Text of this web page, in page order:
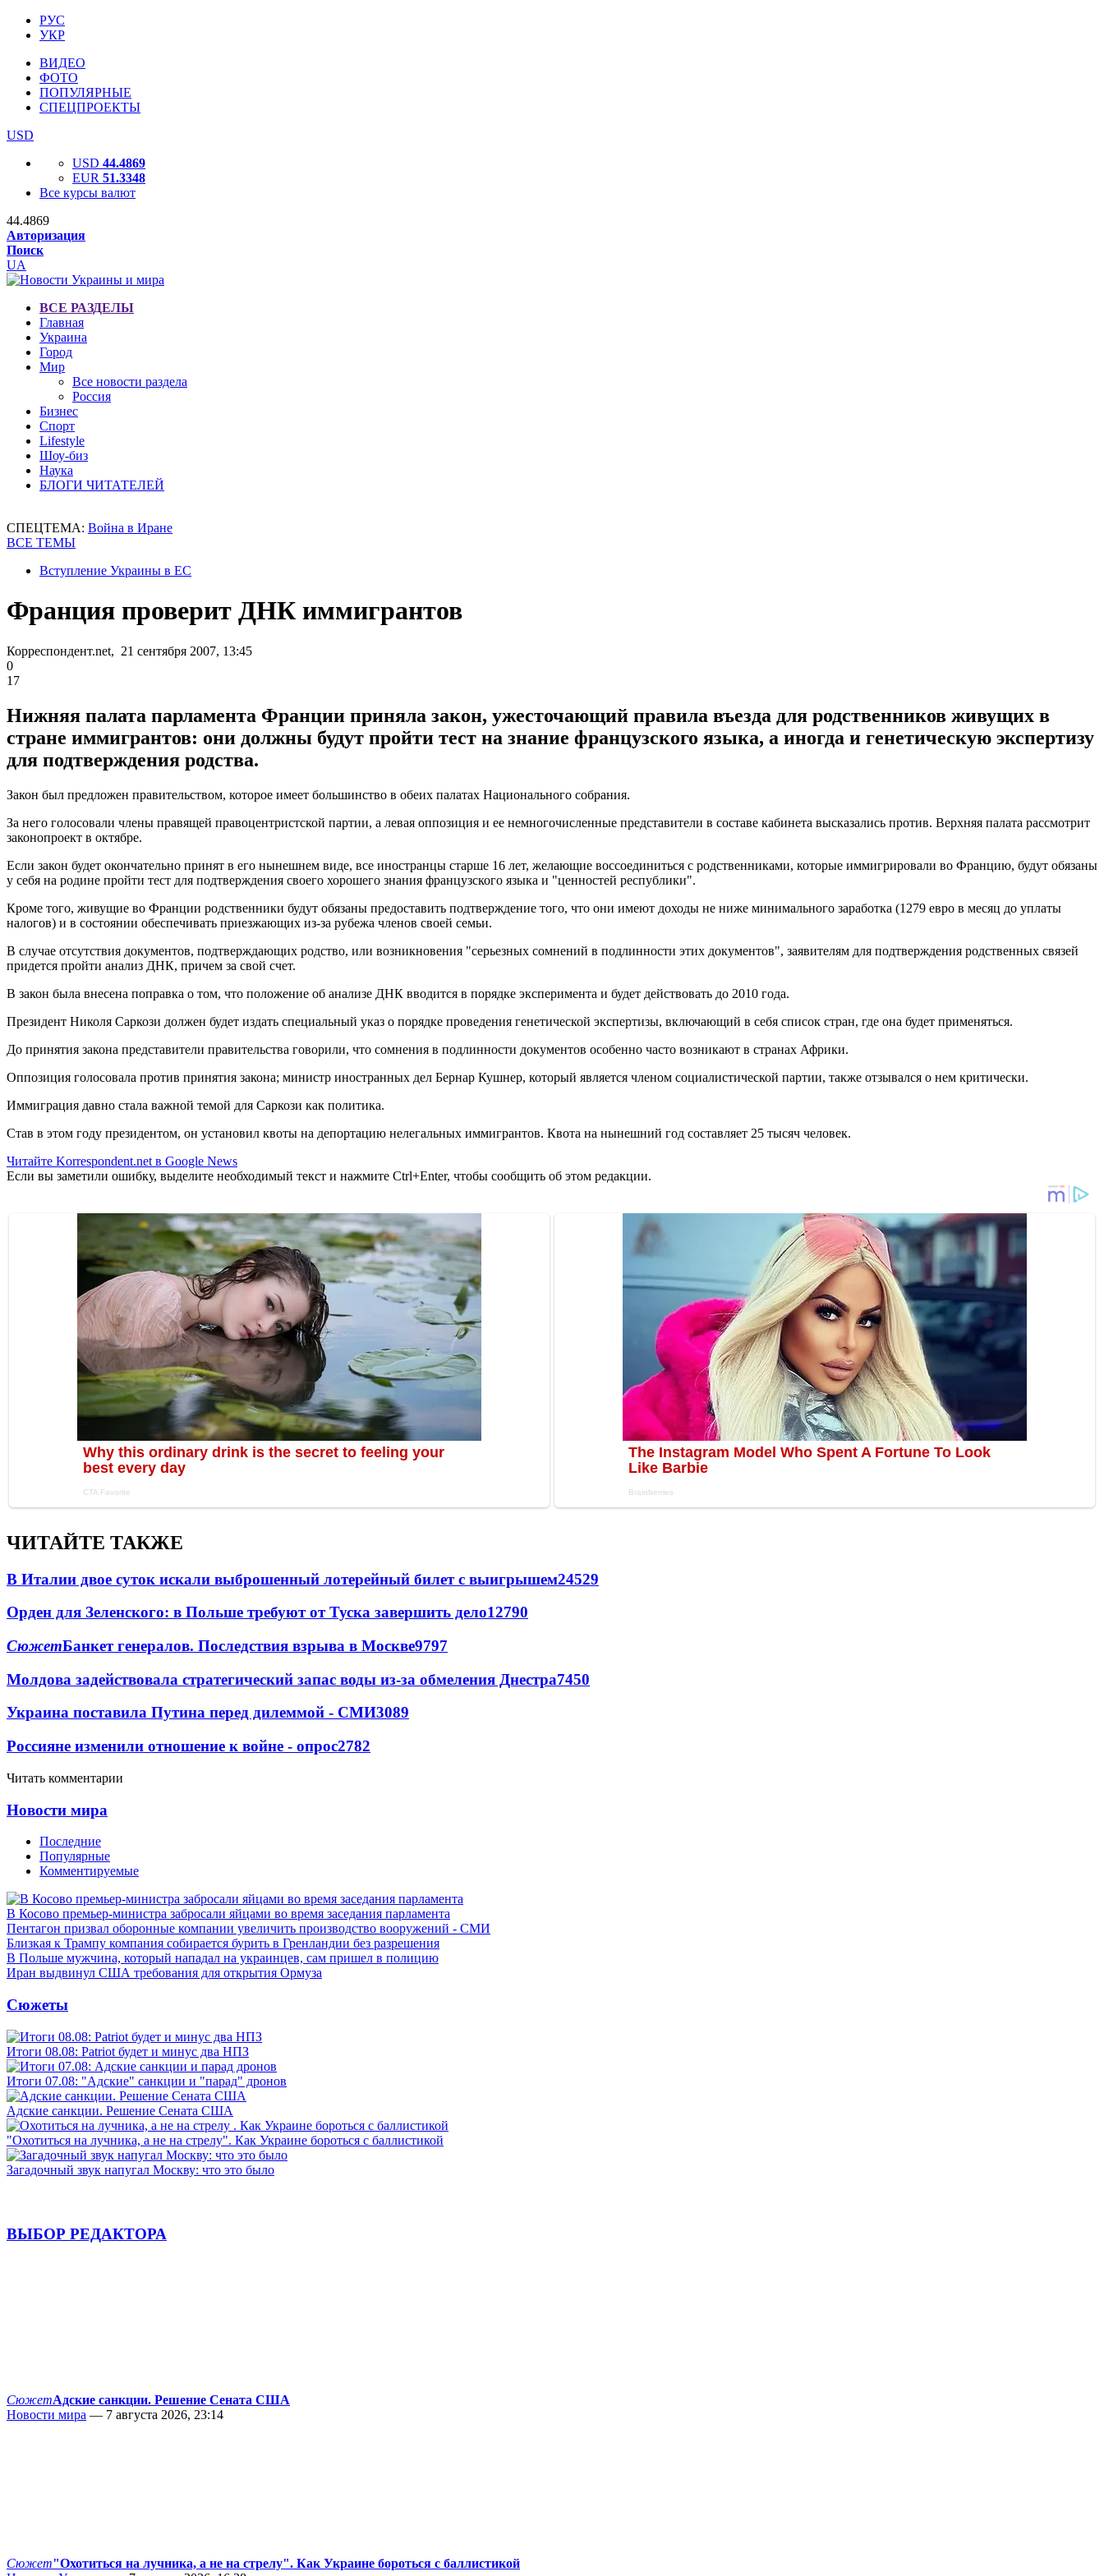
РУС
УКР
ВИДЕО
ФОТО
ПОПУЛЯРНЫЕ
СПЕЦПРОЕКТЫ
USD
USD 44.4869
EUR 51.3348
Все курсы валют
44.4869
Авторизация
Поиск
UA
ВСЕ РАЗДЕЛЫ
Главная
Украина
Город
Мир
Все новости раздела
Россия
Бизнес
Спорт
Lifestyle
Шоу-биз
Наука
БЛОГИ ЧИТАТЕЛЕЙ
СПЕЦТЕМА: Война в Иране
ВСЕ ТЕМЫ
Вступление Украины в ЕС
Франция проверит ДНК иммигрантов
Корреспондент.net, 21 сентября 2007, 13:45
0
17
Нижняя палата парламента Франции приняла закон, ужесточающий правила въезда для родственников живущих в
стране иммигрантов: они должны будут пройти тест на знание французского языка, а иногда и генетическую экспертизу
для подтверждения родства.
Закон был предложен правительством, которое имеет большинство в обеих палатах Национального собрания.
За него голосовали члены правящей правоцентристской партии, а левая оппозиция и ее немногочисленные представители в составе кабинета высказались против. Верхняя палата рассмотрит
законопроект в октябре.
Если закон будет окончательно принят в его нынешнем виде, все иностранцы старше 16 лет, желающие воссоединиться с родственниками, которые иммигрировали во Францию, будут обязаны
у себя на родине пройти тест для подтверждения своего хорошего знания французского языка и "ценностей республики".
Кроме того, живущие во Франции родственники будут обязаны предоставить подтверждение того, что они имеют доходы не ниже минимального заработка (1279 евро в месяц до уплаты
налогов) и в состоянии обеспечивать приезжающих из-за рубежа членов своей семьи.
В случае отсутствия документов, подтверждающих родство, или возникновения "серьезных сомнений в подлинности этих документов", заявителям для подтверждения родственных связей
придется пройти анализ ДНК, причем за свой счет.
В закон была внесена поправка о том, что положение об анализе ДНК вводится в порядке эксперимента и будет действовать до 2010 года.
Президент Николя Саркози должен будет издать специальный указ о порядке проведения генетической экспертизы, включающий в себя список стран, где она будет применяться.
До принятия закона представители правительства говорили, что сомнения в подлинности документов особенно часто возникают в странах Африки.
Оппозиция голосовала против принятия закона; министр иностранных дел Бернар Кушнер, который является членом социалистической партии, также отзывался о нем критически.
Иммиграция давно стала важной темой для Саркози как политика.
Став в этом году президентом, он установил квоты на депортацию нелегальных иммигрантов. Квота на нынешний год составляет 25 тысяч человек.
Читайте Korrespondent.net в Google News
Если вы заметили ошибку, выделите необходимый текст и нажмите Ctrl+Enter, чтобы сообщить об этом редакции.
ЧИТАЙТЕ ТАКЖЕ
В Италии двое суток искали выброшенный лотерейный билет с выигрышем24529
Орден для Зеленского: в Польше требуют от Туска завершить дело12790
СюжетБанкет генералов. Последствия взрыва в Москве9797
Молдова задействовала стратегический запас воды из-за обмеления Днестра7450
Украина поставила Путина перед дилеммой - СМИ3089
Россияне изменили отношение к войне - опрос2782
Читать комментарии
Новости мира
Последние
Популярные
Комментируемые
В Косово премьер-министра забросали яйцами во время заседания парламента
Пентагон призвал оборонные компании увеличить производство вооружений - СМИ
Близкая к Трампу компания собирается бурить в Гренландии без разрешения
В Польше мужчина, который нападал на украинцев, сам пришел в полицию
Иран выдвинул США требования для открытия Ормуза
Сюжеты
Итоги 08.08: Patriot будет и минус два НПЗ
Итоги 07.08: "Адские" санкции и "парад" дронов
Адские санкции. Решение Сената США
"Охотиться на лучника, а не на стрелу". Как Украине бороться с баллистикой
Загадочный звук напугал Москву: что это было
ВЫБОР РЕДАКТОРА
СюжетАдские санкции. Решение Сената США
Новости мира — 7 августа 2026, 23:14
Сюжет"Охотиться на лучника, а не на стрелу". Как Украине бороться с баллистикой